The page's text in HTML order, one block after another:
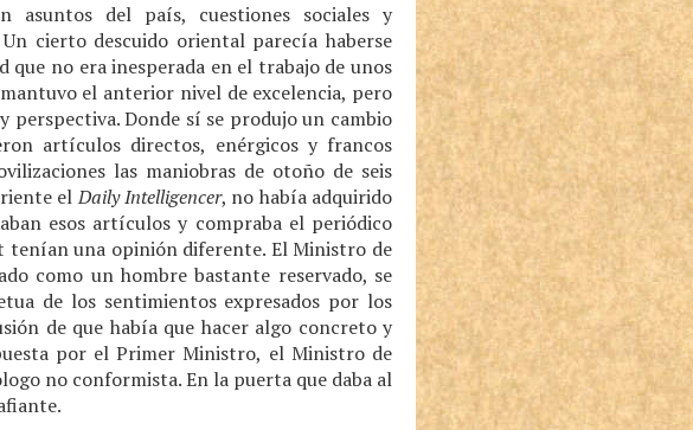
del país, cuestiones sociales y
cierto descuido oriental parecía haberse
no era inesperada en el trabajo de unos
el anterior nivel de excelencia, pero
perspectiva. Donde sí se produjo un cambio
artículos directos, enérgicos y francos
las maniobras de otoño de seis
elDaily Intelligencer, no había adquirido
esos artículos y compraba el periódico
tenían una opinión diferente. El Ministro de
como un hombre bastante reservado, se
de los sentimientos expresados por los
de que había que hacer algo concreto y
por el Primer Ministro, el Ministro de
no conformista. En la puerta que daba al